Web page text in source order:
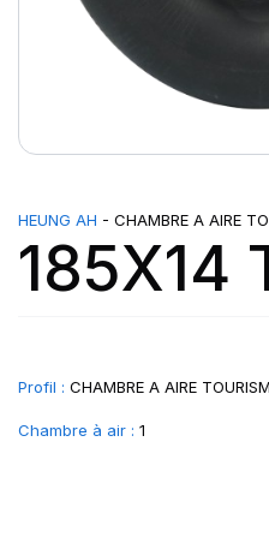
HEUNG AH - CHAMBRE A AIRE
185X14
Profil : CHAMBRE A AIRE
Chambre à air : 1